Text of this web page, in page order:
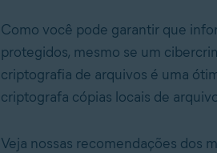
Como você pode garantir que
protegidos, mesmo se um
criptografia de arquivos é uma
criptografa cópias locais de
Veja nossas recomendações dos